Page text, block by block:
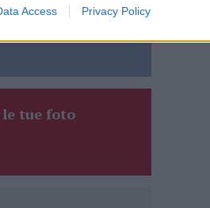
Access Privacy Policy
tue foto